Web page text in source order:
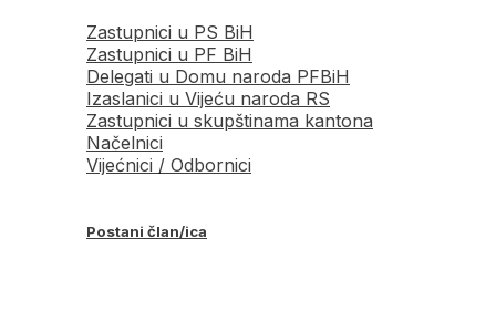
Zastupnici u PS BiH
Zastupnici u PF BiH
Delegati u Domu naroda PFBiH
Izaslanici u Vijeću naroda RS
Zastupnici u skupštinama kantona
Načelnici
Vijećnici / Odbornici
Postani član/ica